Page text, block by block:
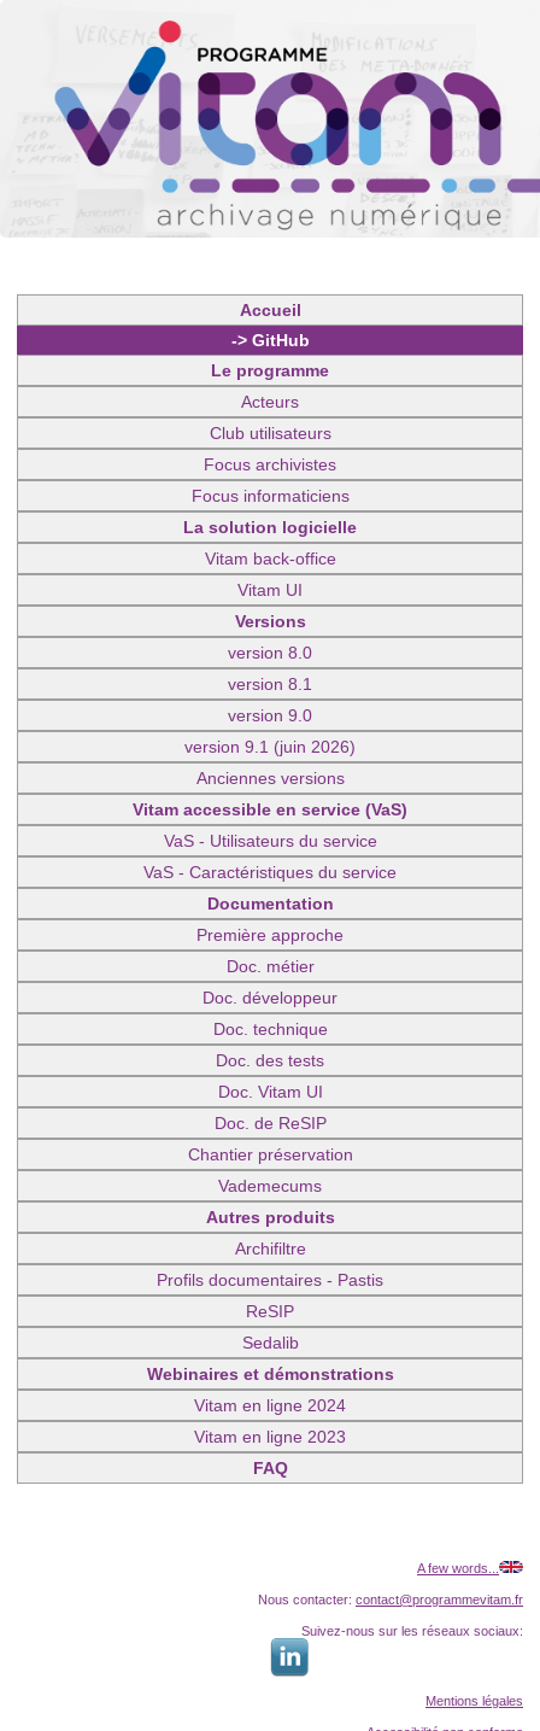
Accueil
-> GitHub
Le programme
Acteurs
Club utilisateurs
Focus archivistes
Focus informaticiens
La solution logicielle
Vitam back-office
Vitam UI
Versions
version 8.0
version 8.1
version 9.0
version 9.1 (juin 2026)
Anciennes versions
Vitam accessible en service (VaS)
VaS - Utilisateurs du service
VaS - Caractéristiques du service
Documentation
Première approche
Doc. métier
Doc. développeur
Doc. technique
Doc. des tests
Doc. Vitam UI
Doc. de ReSIP
Chantier préservation
Vademecums
Autres produits
Archifiltre
Profils documentaires - Pastis
ReSIP
Sedalib
Webinaires et démonstrations
Vitam en ligne 2024
Vitam en ligne 2023
FAQ
A few words...
Nous contacter: contact@programmevitam.fr
Suivez-nous sur les réseaux sociaux:
Mentions légales